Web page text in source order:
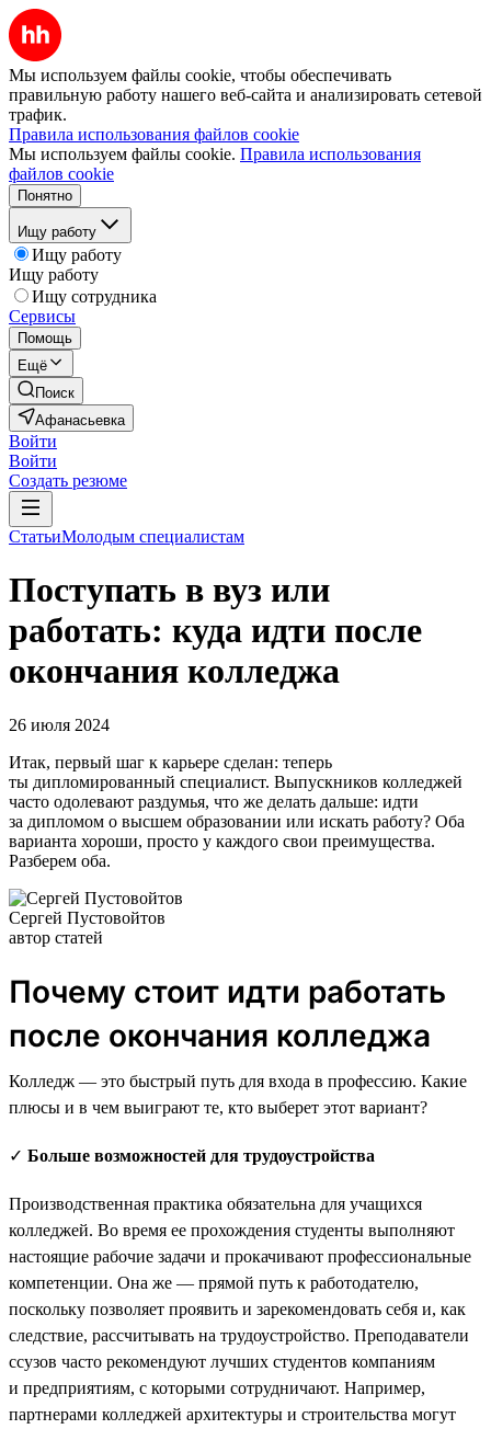
Мы используем файлы cookie, чтобы обеспечивать
правильную работу нашего веб-сайта и анализировать сетевой
трафик.
Правила использования файлов cookie
Мы используем файлы cookie. Правила использования
файлов cookie
Понятно
Ищу работу
Ищу работу
Ищу работу
Ищу сотрудника
Сервисы
Помощь
Ещё
Поиск
Афанасьевка
Войти
Войти
Создать резюме
СтатьиМолодым специалистам
Поступать в вуз или
работать: куда идти после
окончания колледжа
26 июля 2024
Итак, первый шаг к карьере сделан: теперь
ты дипломированный специалист. Выпускников колледжей
часто одолевают раздумья, что же делать дальше: идти
за дипломом о высшем образовании или искать работу? Оба
варианта хороши, просто у каждого свои преимущества.
Разберем оба.
Сергей Пустовойтов
автор статей
Почему стоит идти работать
после окончания колледжа
Колледж — это быстрый путь для входа в профессию. Какие
плюсы и в чем выиграют те, кто выберет этот вариант?
✓ Больше возможностей для трудоустройства
Производственная практика обязательна для учащихся
колледжей. Во время ее прохождения студенты выполняют
настоящие рабочие задачи и прокачивают профессиональные
компетенции. Она же — прямой путь к работодателю,
поскольку позволяет проявить и зарекомендовать себя и, как
следствие, рассчитывать на трудоустройство. Преподаватели
ссузов часто рекомендуют лучших студентов компаниям
и предприятиям, с которыми сотрудничают. Например,
партнерами колледжей архитектуры и строительства могут